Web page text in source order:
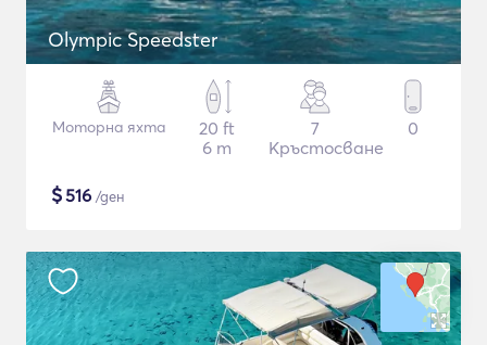
Olympic Speedster
Моторна яхта
20 ft
6 m
7
Кръстосване
0
$516 /ден